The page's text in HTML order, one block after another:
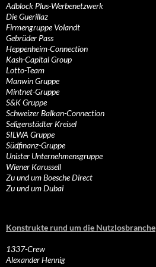
Adblock Plus-Werbenetzwerk
Die Guerillaz
Firmengruppe Volandt
Gebrüder Pass
Heppenheim-Connection
Kash-Capital Group
Lotto-Team
Manwin Gruppe
Mintnet-Gruppe
S&K Gruppe
Schweizer Balkan-Connection
Seligenstädter Kreisel
SILWA Gruppe
Südfinanz-Gruppe
Unister Unternehmensgruppe
Wiener Karussell
Zu und um Boesche Direct
Zu und um Dubai
Konstrukte rund um die Nutzlosbranche
1337-Crew
Alexander Hennig